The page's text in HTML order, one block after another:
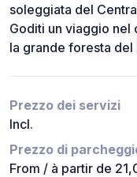
soleggiata del
Goditi un viaggio nel
la grande foresta del
Prezzo dei servizi
Incl.
Prezzo di
From / à partir de